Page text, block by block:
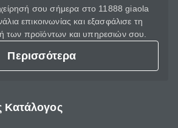
σου σήμερα στο 11888 giaola
επικοινωνίας και εξασφάλισε τη
των προϊόντων και υπηρεσιών σου.
Περισσότερα
Κατάλογος